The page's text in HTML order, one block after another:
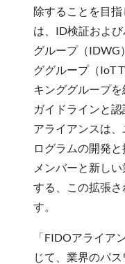
除することを目
は、ID検証およ
グループ（IDWG
ググループ（IoT
キンググループ
ガイドラインと
アライアンスは
ログラムの開発
メンバーと新し
する、この拡張
す。
「FIDOアライア
じて、業界のパ